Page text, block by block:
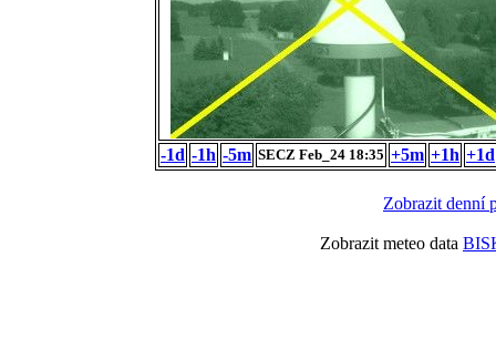
-1d -1h -5m SECZ Feb_24 18:35 +5m +1h +1d
Zobrazit denní
Zobrazit meteo data